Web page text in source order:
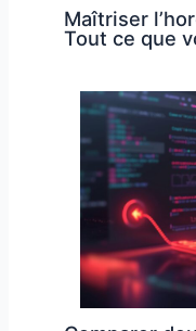
Maîtriser
Tout ce que